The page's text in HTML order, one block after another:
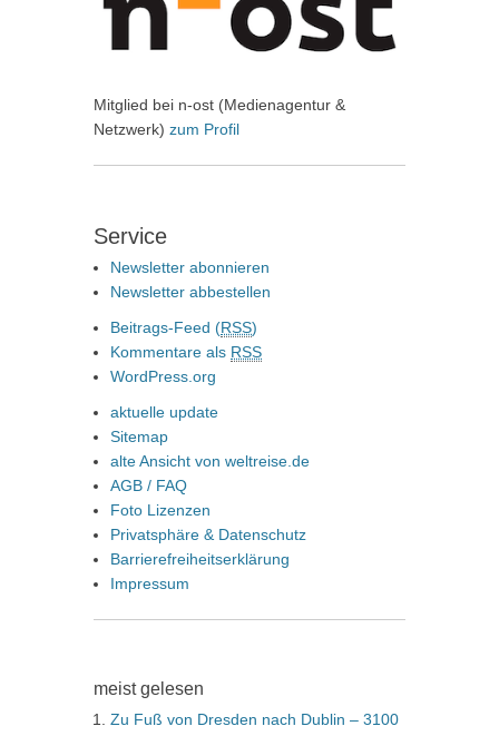
Mitglied bei n-ost (Medienagentur &
Netzwerk) zum Profil
Service
Newsletter abonnieren
Newsletter abbestellen
Beitrags-Feed (RSS)
Kommentare als RSS
WordPress.org
aktuelle update
Sitemap
alte Ansicht von weltreise.de
AGB / FAQ
Foto Lizenzen
Privatsphäre & Datenschutz
Barrierefreiheitserklärung
Impressum
meist gelesen
Zu Fuß von Dresden nach Dublin – 3100